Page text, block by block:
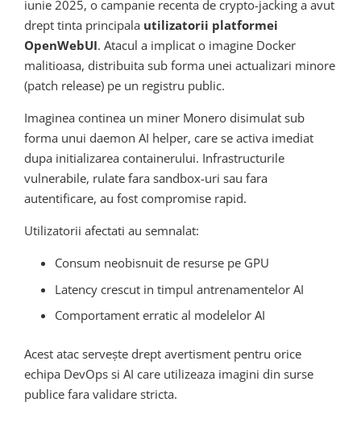
iunie 2025, o campanie recenta de crypto-jacking a avut
drept tinta principala utilizatorii platformei
OpenWebUI. Atacul a implicat o imagine Docker
malitioasa, distribuita sub forma unei actualizari minore
(patch release) pe un registru public.
Imaginea continea un miner Monero disimulat sub
forma unui daemon AI helper, care se activa imediat
dupa initializarea containerului. Infrastructurile
vulnerabile, rulate fara sandbox-uri sau fara
autentificare, au fost compromise rapid.
Utilizatorii afectati au semnalat:
Consum neobisnuit de resurse pe GPU
Latency crescut in timpul antrenamentelor AI
Comportament erratic al modelelor AI
Acest atac servește drept avertisment pentru orice
echipa DevOps si AI care utilizeaza imagini din surse
publice fara validare stricta.